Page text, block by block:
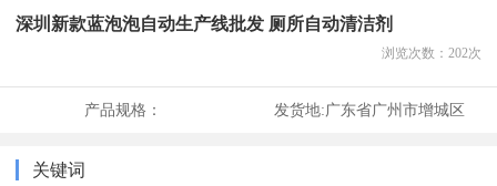
深圳新款蓝泡泡自动生产线批发 厕所自动清洁剂
浏览次数： 202次
产品规格： 发货地:广东省广州市增城区
关键词